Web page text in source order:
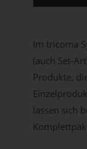
Im tricoma
(auch Set-
Produkte,
lassen sich